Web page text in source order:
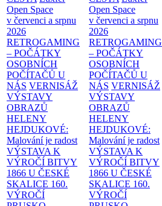
Open Space
v červenci a srpnu
2026
RETROGAMING
– POČÁTKY
OSOBNÍCH
POČÍTAČŮ U
NÁS VERNISÁŽ
VÝSTAVY
OBRAZŮ
HELENY
HEJDUKOVÉ:
Malování je radost
VÝSTAVA K
VÝROČÍ BITVY
1866 U ČESKÉ
SKALICE 160.
VÝROČÍ
Open Space
v červenci a srpnu
2026
RETROGAMING
– POČÁTKY
OSOBNÍCH
POČÍTAČŮ U
NÁS VERNISÁŽ
VÝSTAVY
OBRAZŮ
HELENY
HEJDUKOVÉ:
Malování je radost
VÝSTAVA K
VÝROČÍ BITVY
1866 U ČESKÉ
SKALICE 160.
VÝROČÍ